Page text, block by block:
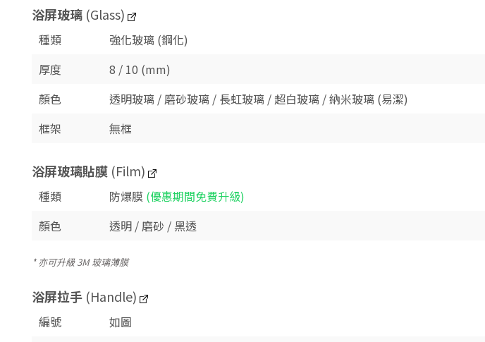
浴屏玻璃 (Glass)
種類
強化玻璃 (鋼化)
厚度
8 / 10 (mm)
顏色
透明玻璃 / 磨砂玻璃 / 長虹玻璃 / 超白玻璃 / 納米玻璃 (易潔)
框架
無框
浴屏玻璃貼膜 (Film)
種類 防爆膜 (優惠期間免費升級)
顏色
透明 / 磨砂 / 黑透
* 亦可升級 3M 玻璃薄膜
浴屏拉手 (Handle)
編號
如圖